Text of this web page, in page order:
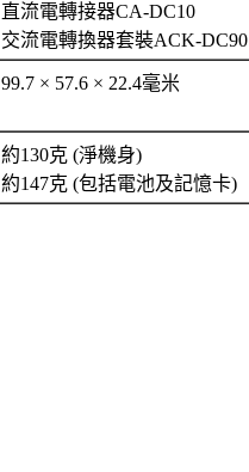
直流電轉接器CA-DC10
交流電轉換器套裝ACK-DC90
99.7 × 57.6 × 22.4毫米
約130克 (淨機身)
約147克 (包括電池及記憶卡)